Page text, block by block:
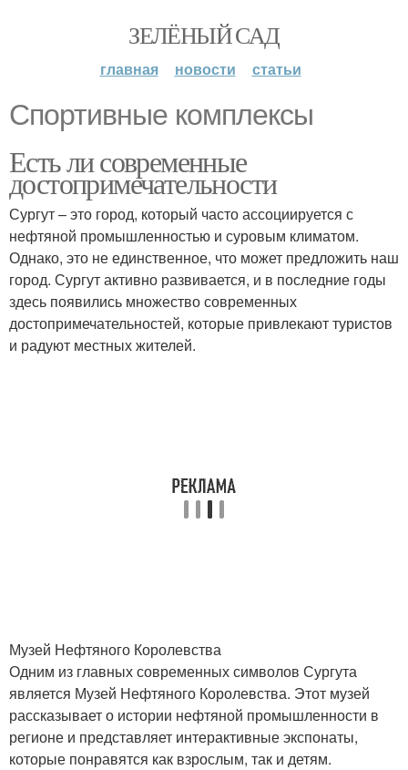
ЗЕЛЁНЫЙ САД
главная новости статьи
Спортивные комплексы
Есть ли современные
достопримечательности
Сургут – это город, который часто ассоциируется с
нефтяной промышленностью и суровым климатом.
Однако, это не единственное, что может предложить наш
город. Сургут активно развивается, и в последние годы
здесь появились множество современных
достопримечательностей, которые привлекают туристов
и радуют местных жителей.
Музей Нефтяного Королевства
Одним из главных современных символов Сургута
является Музей Нефтяного Королевства. Этот музей
рассказывает о истории нефтяной промышленности в
регионе и представляет интерактивные экспонаты,
которые понравятся как взрослым, так и детям.